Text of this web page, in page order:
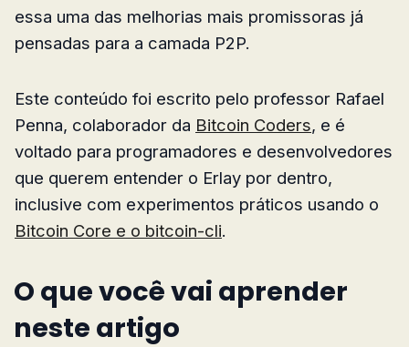
essa uma das melhorias mais promissoras já
pensadas para a camada P2P.
Este conteúdo foi escrito pelo professor Rafael
Penna, colaborador da Bitcoin Coders, e é
voltado para programadores e desenvolvedores
que querem entender o Erlay por dentro,
inclusive com experimentos práticos usando o
Bitcoin Core e o bitcoin-cli.
O que você vai aprender
neste artigo